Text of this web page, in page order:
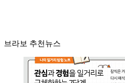
브라보 추천뉴스